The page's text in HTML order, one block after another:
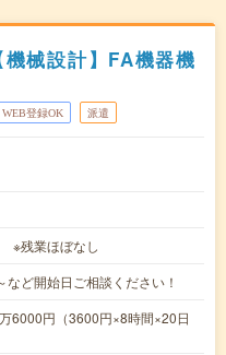
械設計】FA機器機
WEB登録OK 派遣
※残業ほぼなし
ど開始日ご相談ください！
6000円（3600円×8時間×20日